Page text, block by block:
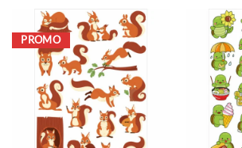
plusieurs
variations.
Les
options
peuvent
être
choisies
sur
la
PROMO